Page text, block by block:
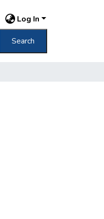
Log In
Search